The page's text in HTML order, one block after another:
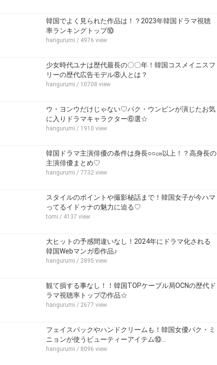
韓国でよく見られた作品は！？2023年韓国ドラマ視聴
率ランキングトップ⑩
hangurumi / 4976 view
少女時代ユナは歴代最長の〇〇年！韓国コスメイニスフ
リーの歴代広告モデル⑧人とは？
hangurumi / 10708 view
ウ・ヨンウだけじゃない♡パク・ウンビンが演じたお気
に入りドラマキャラクター⑥選☆
hangurumi / 1910 view
韓国ドラマ主演俳優の条件は身長○○㎝以上！？高身長の
主演俳優まとめ♡
hangurumi / 7732 view
スタイルのポイントや撮影秘話まで！韓国女子が今ハマ
ってるイドゥナの魅力に迫る♡
tomi / 4137 view
大ヒットの予感間違いなし！2024年にドラマ化される
韓国Webマンガ⑥作品♪
hangurumi / 2895 view
観て損する事なし！！韓国TOPケーブル局OCNの歴代ド
ラマ視聴率トップ⑦作品☆
hangurumi / 2677 view
フェイスパックやハンドクリームも！韓国女優パク・ミ
ニョンが使うビューティーアイテム⑩…
hangurumi / 8096 view